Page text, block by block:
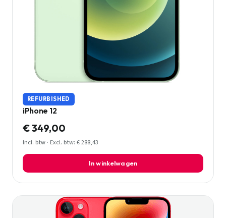
REFURBISHED
iPhone 12
€ 349,00
Incl. btw · Excl. btw: € 288,43
In winkelwagen